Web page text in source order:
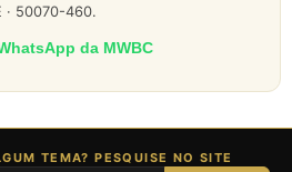
· 50070-460.
da MWBC
TEMA? PESQUISE NO SITE